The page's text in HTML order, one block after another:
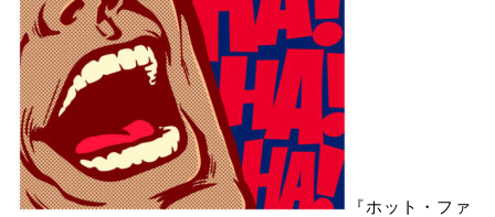
『ホット・ファ